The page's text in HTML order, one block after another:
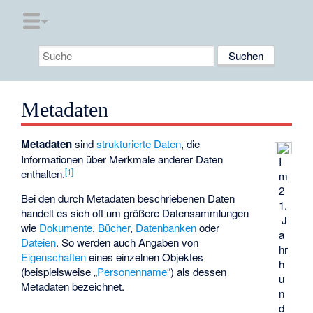
Metadaten
I
m
2
1.
J
a
hr
h
u
n
d
Metadatensindstrukturierte Daten, die
Informationen über Merkmale anderer Daten
enthalten.[1]
Bei den durch Metadaten beschriebenen Daten
handelt es sich oft um größere Datensammlungen
wie Dokumente, Bücher, Datenbankenoder
Dateien. So werden auch Angaben von
Eigenschafteneines einzelnen Objektes
(beispielsweise „Personenname“) als dessen
Metadaten bezeichnet.